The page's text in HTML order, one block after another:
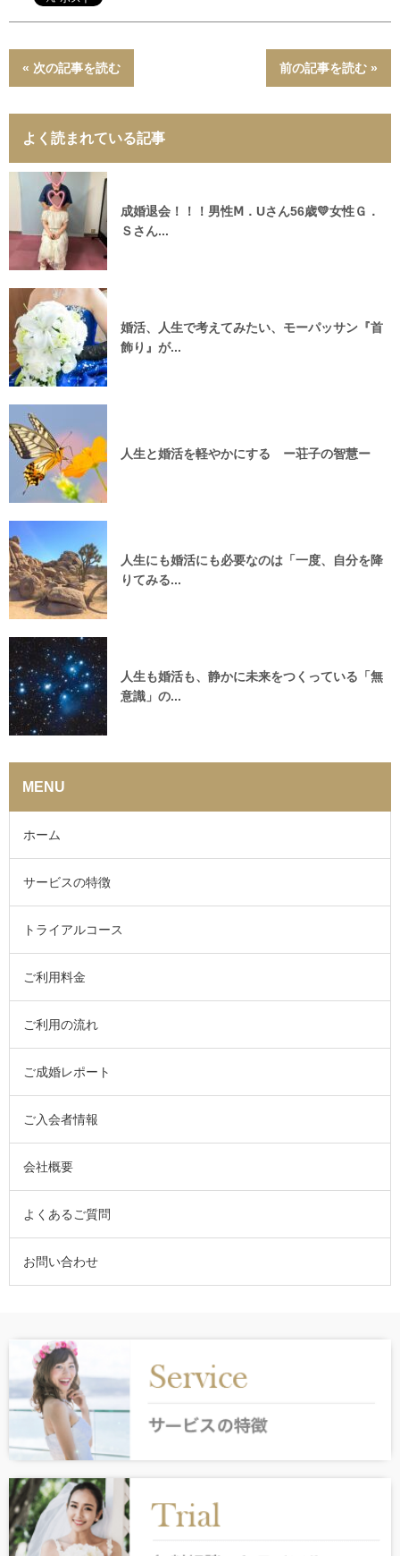
« 次の記事を読む 前の記事を読む »
よく読まれている記事
成婚退会！！！男性Ⅿ．Uさん56歳💛女性Ｇ．
Ｓさん...
婚活、人生で考えてみたい、モーパッサン『首
飾り』が...
人生と婚活を軽やかにする ー荘子の智慧ー
人生にも婚活にも必要なのは「一度、自分を降
りてみる...
人生も婚活も、静かに未来をつくっている「無
意識」の...
MENU
ホーム
サービスの特徴
トライアルコース
ご利用料金
ご利用の流れ
ご成婚レポート
ご入会者情報
会社概要
よくあるご質問
お問い合わせ